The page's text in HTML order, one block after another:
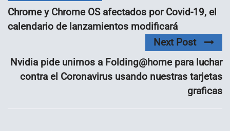
Chrome y Chrome OS afectados por Covid-19, el
calendario de lanzamientos modificará
Next Post
Nvidia pide unirnos a Folding@home para luchar
contra el Coronavirus usando nuestras tarjetas
graficas